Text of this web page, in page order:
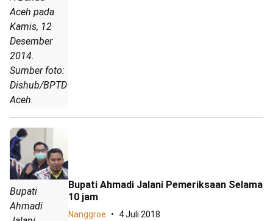
Aceh pada
Kamis, 12
Desember
2014.
Sumber foto:
Dishub/BPTD
Aceh.
Bupati
Ahmadi
Bupati Ahmadi Jalani Pemeriksaan Selama
10 jam
Nanggroe 4 Juli 2018